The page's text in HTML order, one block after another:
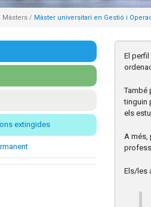
Màsters / Màster universitari en Gestió i
extingides
El
També
tinguin
els
A més,
Els/les